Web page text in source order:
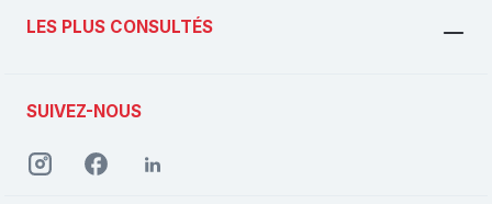
LES PLUS CONSULTÉS
SUIVEZ-NOUS